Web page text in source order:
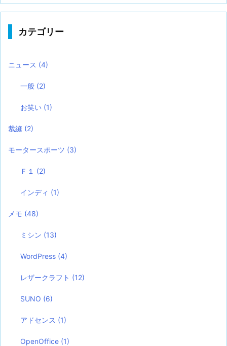
カテゴリー
ニュース (4)
一般 (2)
お笑い (1)
裁縫 (2)
モータースポーツ (3)
Ｆ１ (2)
インディ (1)
メモ (48)
ミシン (13)
WordPress (4)
レザークラフト (12)
SUNO (6)
アドセンス (1)
OpenOffice (1)